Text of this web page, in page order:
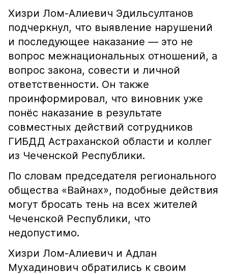
Хизри Лом-Алиевич Эдильсултанов
подчеркнул, что выявление нарушений
и последующее наказание — это не
вопрос межнациональных отношений, а
вопрос закона, совести и личной
ответственности. Он также
проинформировал, что виновник уже
понёс наказание в результате
совместных действий сотрудников
ГИБДД Астраханской области и коллег
из Чеченской Республики.
По словам председателя регионального
общества «Вайнах», подобные действия
могут бросать тень на всех жителей
Чеченской Республики, что
недопустимо.
Хизри Лом-Алиевич и Адлан
Мухадинович обратились к своим